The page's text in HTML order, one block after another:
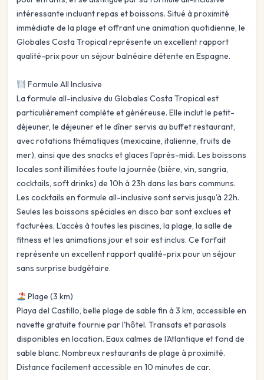
intéressante incluant repas et boissons. Situé à proximité
immédiate de la plage et offrant une animation quotidienne, le
Globales Costa Tropical représente un excellent rapport
qualité-prix pour un séjour balnéaire détente en Espagne.
Formule All Inclusive
La formule all-inclusive du Globales Costa Tropical est
particulièrement complète et généreuse. Elle inclut le petit-
déjeuner, le déjeuner et le dîner servis au buffet restaurant,
avec rotations thématiques (mexicaine, italienne, fruits de
mer), ainsi que des snacks et glaces l'après-midi. Les boissons
locales sont illimitées toute la journée (bière, vin, sangria,
cocktails, soft drinks) de 10h à 23h dans les bars communs.
Les cocktails en formule all-inclusive sont servis jusqu'à 22h.
Seules les boissons spéciales en disco bar sont exclues et
facturées. L'accès à toutes les piscines, la plage, la salle de
fitness et les animations jour et soir est inclus. Ce forfait
représente un excellent rapport qualité-prix pour un séjour
sans surprise budgétaire.
Plage (3 km)
Playa del Castillo, belle plage de sable fin à 3 km, accessible en
navette gratuite fournie par l'hôtel. Transats et parasols
disponibles en location. Eaux calmes de l'Atlantique et fond de
sable blanc. Nombreux restaurants de plage à proximité.
Distance facilement accessible en 10 minutes de car.